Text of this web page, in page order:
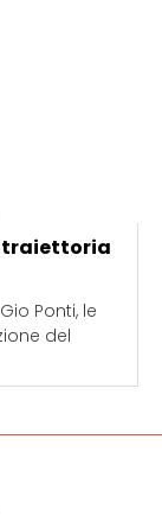
traiettoria
Ponti, le
del